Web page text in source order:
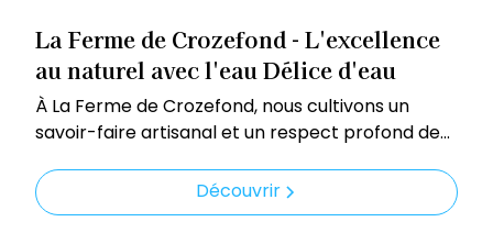
La Ferme de Crozefond - L'excellence
au naturel avec l'eau Délice d'eau
À La Ferme de Crozefond, nous cultivons un
savoir-faire artisanal et un respect profond de
des cultures aux produits transformés, en
passant par l’élevage – est réalisé avec une eau
Découvrir